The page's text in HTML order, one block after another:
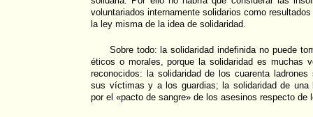
voluntariados internamente solidarios como
la ley misma de la idea de solidaridad.
Sobre todo: la solidaridad indefinida no puede
éticos o morales, porque la solidaridad es muchas
reconocidos: la solidaridad de los cuarenta
sus víctimas y a los guardias; la solidaridad de una
por el «pacto de sangre» de los asesinos respecto de